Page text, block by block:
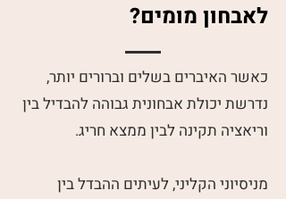
לאבחון מומים?
כאשר האיברים בשלים וברורים יותר,
נדרשת יכולת אבחונית גבוהה להבדיל בין
וריאציה תקינה לבין ממצא חריג.
מניסיוני הקליני, לעיתים ההבדל בין